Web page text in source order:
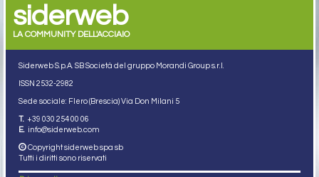
siderweb
LA COMMUNITY DELL'ACCIAIO
Siderweb S.p.A. SB Società del gruppo Morandi Group s.r.l.
ISSN 2532-2982
Sede sociale: Flero (Brescia) Via Don Milani 5
T. +39 030 254 00 06
E. info@siderweb.com
Copyright siderweb spa sb
Tutti i diritti sono riservati